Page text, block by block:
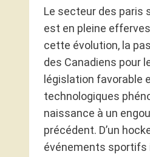
Le secteur des paris
est en pleine
cette évolution, la
des Canadiens pour
législation favorable
technologiques
naissance à un
précédent. D’un
événements sportifs